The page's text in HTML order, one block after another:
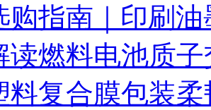
购指南｜印刷
读燃料电池质
料复合膜包装